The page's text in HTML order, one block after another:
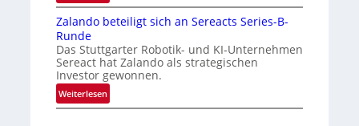
n
e
r
k
e
n
a
t
s
i
r
I
n
e
r
n
a
Zalando beteiligt sich an Sereacts Series-B-
Runde
Das Stuttgarter Robotik- und KI-Unternehmen
Sereact hat Zalando als strategischen
Investor gewonnen.
Weiterlesen:
Z